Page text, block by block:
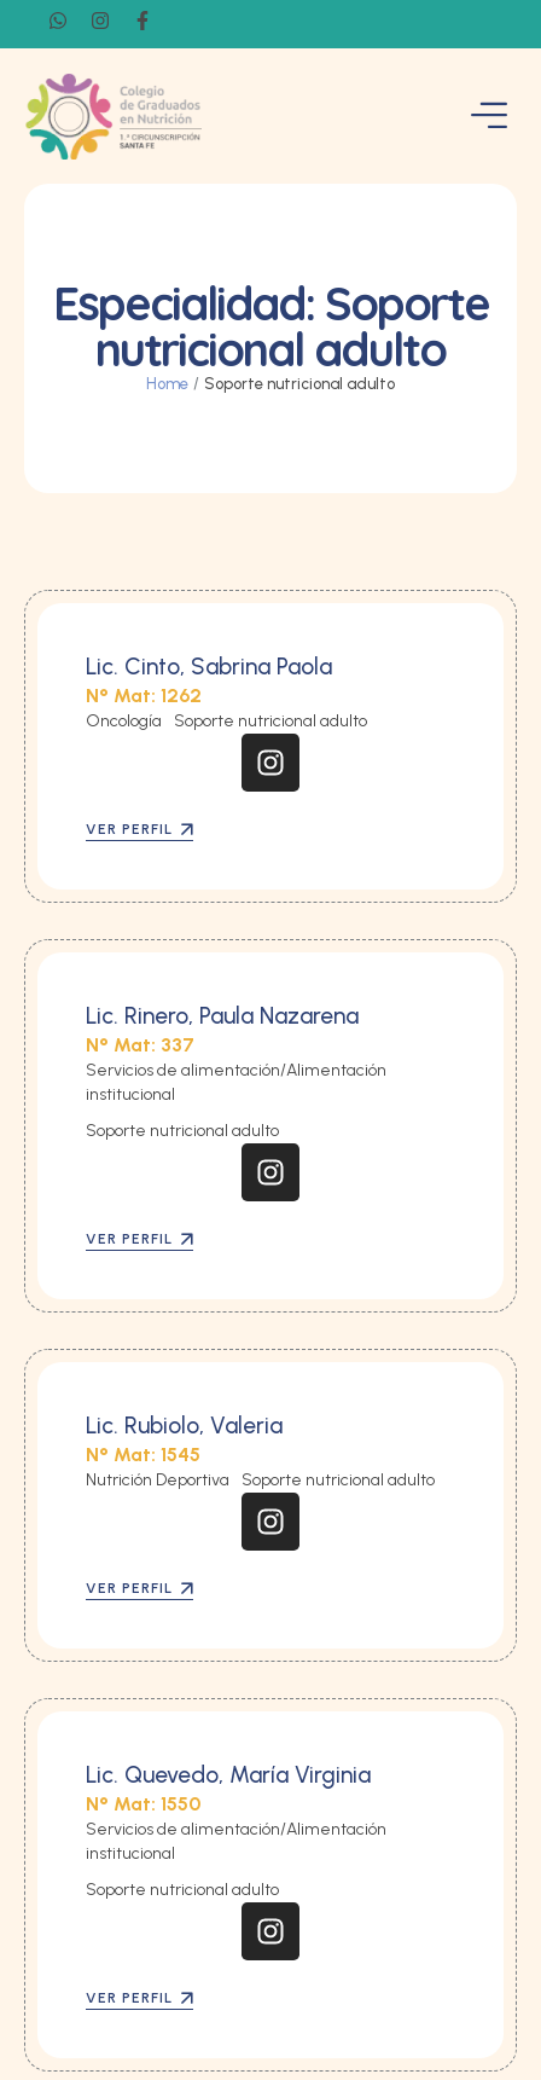
Especialidad: Soporte
nutricional adulto
Home / Soporte nutricional adulto
Lic. Cinto, Sabrina Paola
N° Mat: 1262
Oncología Soporte nutricional adulto
VER PERFIL
Lic. Rinero, Paula Nazarena
N° Mat: 337
Servicios de alimentación/Alimentación
institucional
Soporte nutricional adulto
VER PERFIL
Lic. Rubiolo, Valeria
N° Mat: 1545
Nutrición Deportiva Soporte nutricional adulto
VER PERFIL
Lic. Quevedo, María Virginia
N° Mat: 1550
Servicios de alimentación/Alimentación
institucional
Soporte nutricional adulto
VER PERFIL